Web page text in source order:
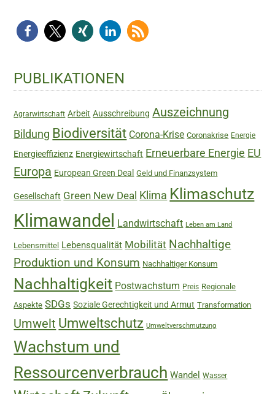
Haupt-
Sidebar
PUBLIKATIONEN
Agrarwirtschaft Arbeit Ausschreibung Auszeichnung
Bildung Biodiversität Corona-Krise Coronakrise Energie
Energieeffizienz Energiewirtschaft Erneuerbare Energie EU
Europa European Green Deal Geld und Finanzsystem
Gesellschaft Green New Deal Klima Klimaschutz
Klimawandel Landwirtschaft Leben am Land
Lebensmittel Lebensqualität Mobilität Nachhaltige
Produktion und Konsum Nachhaltiger Konsum
Nachhaltigkeit Postwachstum Preis Regionale
Aspekte SDGs Soziale Gerechtigkeit und Armut Transformation
Umwelt Umweltschutz Umweltverschmutzung
Wachstum und
Ressourcenverbrauch Wandel Wasser